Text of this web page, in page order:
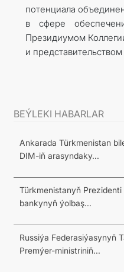
потенциала
в сфере
Президиумом
и
BEÝLEKI HABARLAR
Ankarada Türkmenistan
DIM-iň arasyndaky...
Türkmenistanyň
bankynyň ýolbaş...
Russiýa Federasiýasynyň
Premýer-ministriniň...